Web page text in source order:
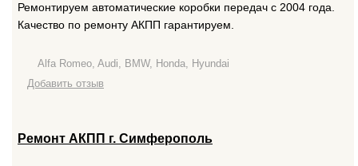
Ремонтируем автоматические коробки передач с 2004 года.
Качество по ремонту АКПП гарантируем.
Alfa Romeo, Audi, BMW, Honda, Hyundai
Добавить отзыв
Ремонт АКПП г. Симферополь